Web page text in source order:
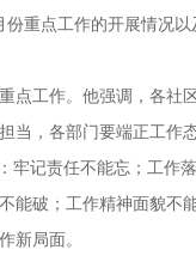
份重点工作的开展情况以
点工作。他强调，各社
当，各部门要端正工作
牢记责任不能忘；工作落
能破；工作精神面貌不
新局面。